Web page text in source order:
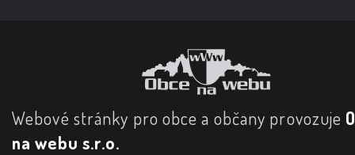
Webové stránky pro obce a občany provozuje
na webu s.r.o.